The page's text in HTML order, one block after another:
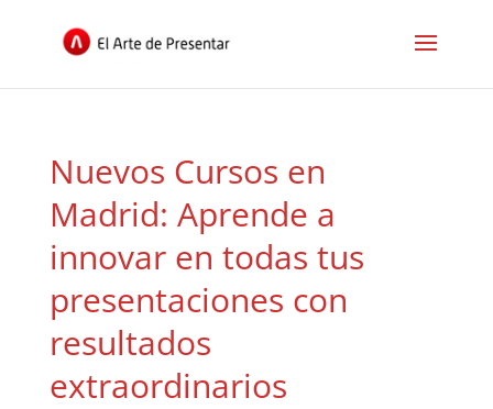
Nuevos Cursos en
Madrid: Aprende a
innovar en todas tus
presentaciones con
resultados
extraordinarios